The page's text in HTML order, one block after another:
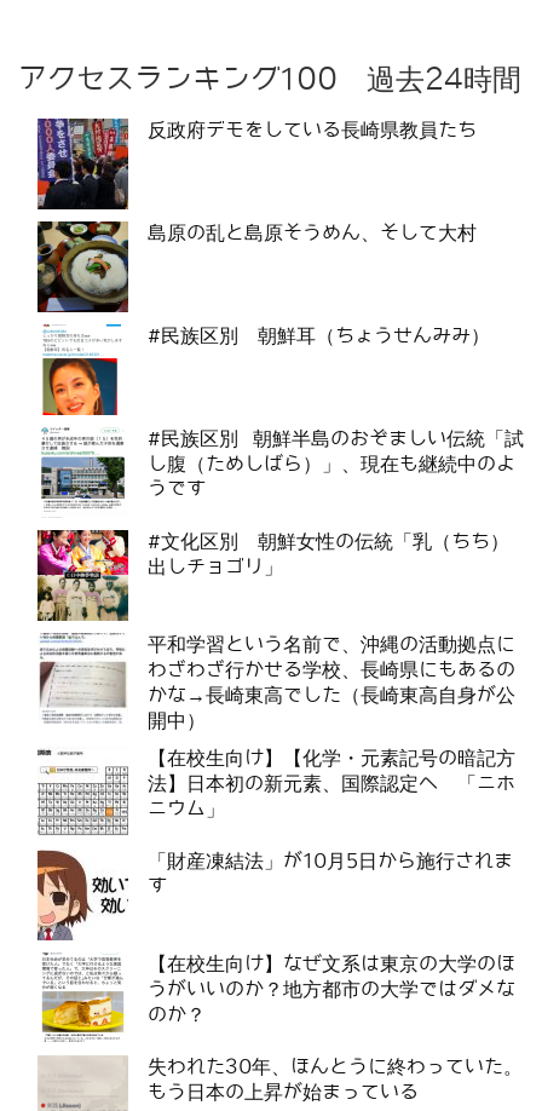
アクセスランキング100 過去24時間
反政府デモをしている長崎県教員たち
島原の乱と島原そうめん、そして大村
#民族区別 朝鮮耳（ちょうせんみみ）
#民族区別 朝鮮半島のおぞましい伝統「試
し腹（ためしばら）」、現在も継続中のよ
うです
#文化区別 朝鮮女性の伝統「乳（ちち）
出しチョゴリ」
平和学習という名前で、沖縄の活動拠点に
わざわざ行かせる学校、長崎県にもあるの
かな→長崎東高でした（長崎東高自身が公
開中）
【在校生向け】【化学・元素記号の暗記方
法】日本初の新元素、国際認定へ 「ニホ
ニウム」
「財産凍結法」が10月5日から施行されま
す
【在校生向け】なぜ文系は東京の大学のほ
うがいいのか？地方都市の大学ではダメな
のか？
失われた30年、ほんとうに終わっていた。
もう日本の上昇が始まっている